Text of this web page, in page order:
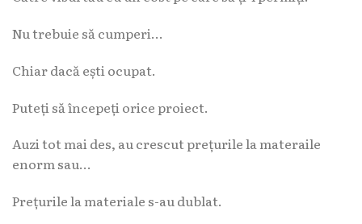
Nu trebuie să cumperi…
Chiar dacă ești ocupat.
Puteți să începeți orice proiect.
Auzi tot mai des, au crescut prețurile la materaile
enorm sau…
Prețurile la materiale s-au dublat.